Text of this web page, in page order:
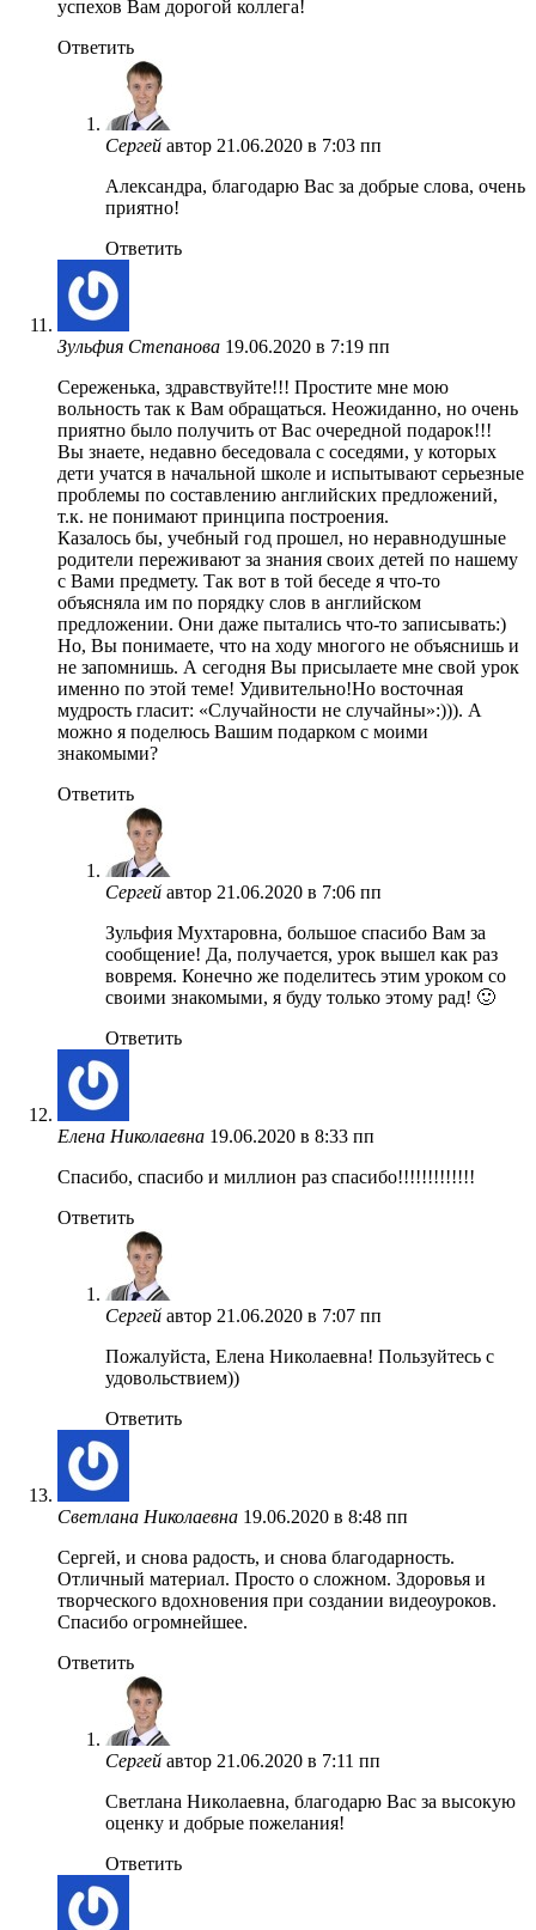
успехов Вам дорогой коллега!
Ответить
Сергей автор 21.06.2020 в 7:03 пп
Александра, благодарю Вас за добрые слова, очень
приятно!
Ответить
Зульфия Степанова 19.06.2020 в 7:19 пп
Сереженька, здравствуйте!!! Простите мне мою
вольность так к Вам обращаться. Неожиданно, но очень
приятно было получить от Вас очередной подарок!!!
Вы знаете, недавно беседовала с соседями, у которых
дети учатся в начальной школе и испытывают серьезные
проблемы по составлению английских предложений,
т.к. не понимают принципа построения.
Казалось бы, учебный год прошел, но неравнодушные
родители переживают за знания своих детей по нашему
с Вами предмету. Так вот в той беседе я что-то
объясняла им по порядку слов в английском
предложении. Они даже пытались что-то записывать:)
Но, Вы понимаете, что на ходу многого не объяснишь и
не запомнишь. А сегодня Вы присылаете мне свой урок
именно по этой теме! Удивительно!Но восточная
мудрость гласит: «Случайности не случайны»:))). А
можно я поделюсь Вашим подарком с моими
знакомыми?
Ответить
Сергей автор 21.06.2020 в 7:06 пп
Зульфия Мухтаровна, большое спасибо Вам за
сообщение! Да, получается, урок вышел как раз
вовремя. Конечно же поделитесь этим уроком со
своими знакомыми, я буду только этому рад! 🙂
Ответить
Елена Николаевна 19.06.2020 в 8:33 пп
Спасибо, спасибо и миллион раз спасибо!!!!!!!!!!!!!
Ответить
Сергей автор 21.06.2020 в 7:07 пп
Пожалуйста, Елена Николаевна! Пользуйтесь с
удовольствием))
Ответить
Светлана Николаевна 19.06.2020 в 8:48 пп
Сергей, и снова радость, и снова благодарность.
Отличный материал. Просто о сложном. Здоровья и
творческого вдохновения при создании видеоуроков.
Спасибо огромнейшее.
Ответить
Сергей автор 21.06.2020 в 7:11 пп
Светлана Николаевна, благодарю Вас за высокую
оценку и добрые пожелания!
Ответить